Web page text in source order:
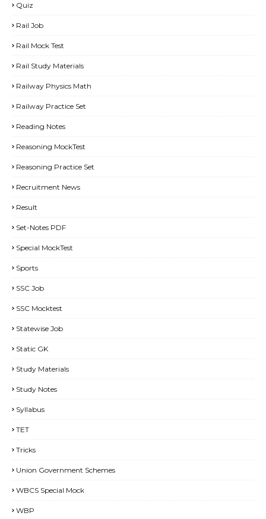
Quiz
Rail Job
Rail Mock Test
Rail Study Materials
Railway Physics Math
Railway Practice Set
Reading Notes
Reasoning MockTest
Reasoning Practice Set
Recruitment News
Result
Set-Notes PDF
Special MockTest
Sports
SSC Job
SSC Mocktest
Statewise Job
Static GK
Study Materials
Study Notes
Syllabus
TET
Tricks
Union Government Schemes
WBCS Special Mock
WBP